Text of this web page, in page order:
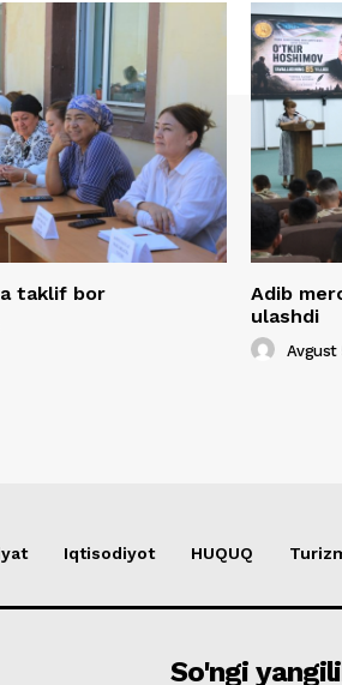
taklif bor
Adib
ulashdi
Avgust
Iqtisodiyot HUQUQ
So'ngi